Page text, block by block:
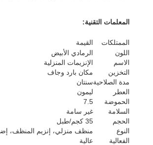
المعلمات التقنية:
الممتلكات
القيمة
اللون
الرمادي الأبيض
الاسم
الإنزيمات المنزلية
التخزين
مكان بارد وجاف
مدة الصلاحيةسنتان
العطر
ليمون
الحموضة
7.5
السلامة
غير سامة
الحجم
35 كجم/طبل
النوع
منظف منزلي، إنزيم المنظف،
الفعالية
عالية